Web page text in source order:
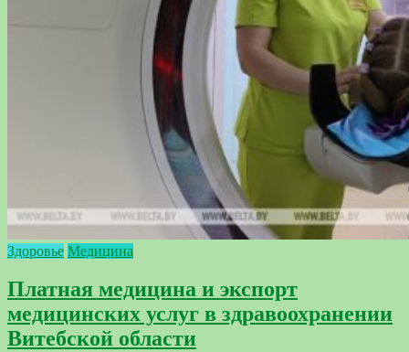
Здоровье Медицина
Платная медицина и экспорт
медицинских услуг в здравоохранении
Витебской области